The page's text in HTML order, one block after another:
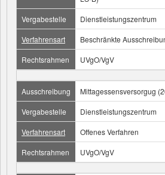
Vergabestelle
Dienstleistungszentrum
Verfahrensart
Beschränkte
Rechtsrahmen
UVgO/VgV
Ausschreibung
Mittagessensversorgug
Vergabestelle
Dienstleistungszentrum
Verfahrensart
Offenes Verfahren
Rechtsrahmen
UVgO/VgV